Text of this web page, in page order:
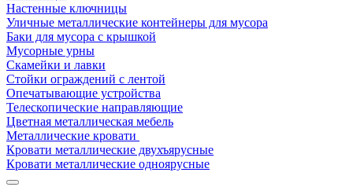
Настенные ключницы
Уличные металлические контейнеры для мусора
Баки для мусора с крышкой
Мусорные урны
Скамейки и лавки
Стойки ограждений с лентой
Опечатывающие устройства
Телескопические направляющие
Цветная металлическая мебель
Металлические кровати
Кровати металлические двухъярусные
Кровати металлические одноярусные